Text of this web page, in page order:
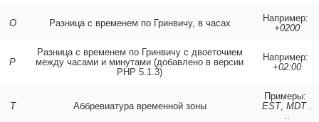
O Разница с временем по Гринвичу, в часах
Например:
+0200
P
Разница с временем по Гринвичу с двоеточием
между часами и минутами (добавлено в версии
PHP 5.1.3)
Например:
+02:00
T Аббревиатура временной зоны
Примеры:
EST, MDT .
..